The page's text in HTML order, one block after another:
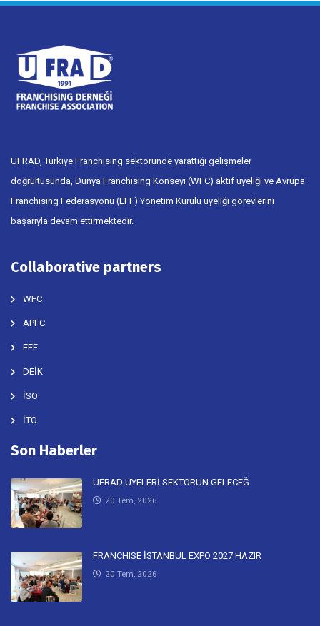
UFRAD, Türkiye Franchising sektöründe yarattığı gelişmeler
doğrultusunda, Dünya Franchising Konseyi (WFC) aktif üyeliği ve Avrupa
Franchising Federasyonu (EFF) Yönetim Kurulu üyeliği görevlerini
başarıyla devam ettirmektedir.
Collaborative partners
WFC
APFC
EFF
DEİK
İSO
İTO
Son Haberler
UFRAD ÜYELERİ SEKTÖRÜN GELECEĞ
20 Tem, 2026
FRANCHISE İSTANBUL EXPO 2027 HAZIR
20 Tem, 2026